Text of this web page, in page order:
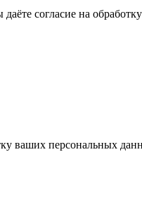
даёте согласие на
ваших персональных